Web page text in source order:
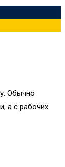
Обычно
а с рабочих